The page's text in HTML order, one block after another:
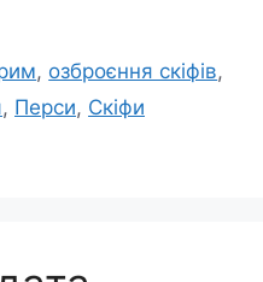
, озброєння скіфів,
, Перси, Скіфи